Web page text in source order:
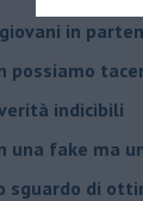
in
possiamo
indicibili
una fake ma
sguardo di